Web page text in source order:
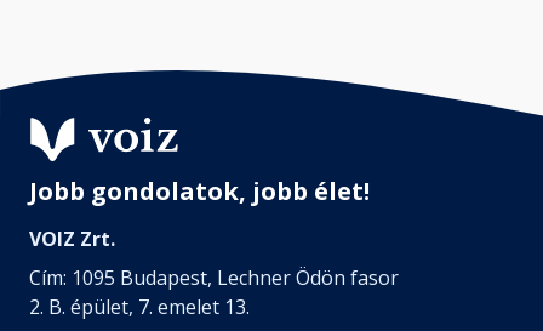
Jobb gondolatok, jobb élet!
VOIZ Zrt.
Cím: 1095 Budapest, Lechner Ödön fasor
2. B. épület, 7. emelet 13.